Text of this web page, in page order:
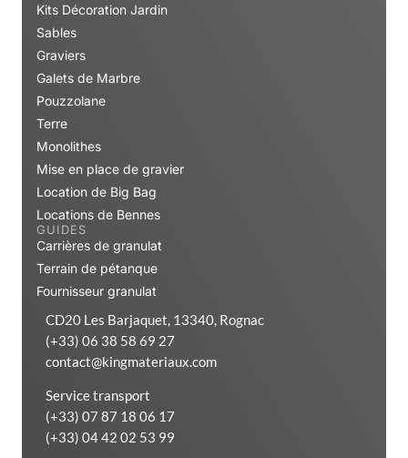
Kits Décoration Jardin
Sables
Graviers
Galets de Marbre
Pouzzolane
Terre
Monolithes
Mise en place de gravier
Location de Big Bag
Locations de Bennes
GUIDES
Carrières de granulat
Terrain de pétanque
Fournisseur granulat
CD20 Les Barjaquet, 13340, Rognac
(+33) 06 38 58 69 27
contact@kingmateriaux.com
Service transport
(+33) 07 87 18 06 17
(+33) 04 42 02 53 99